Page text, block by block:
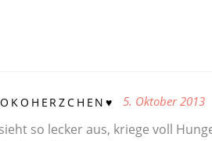
5. Oktober 2013
so lecker aus, kriege voll